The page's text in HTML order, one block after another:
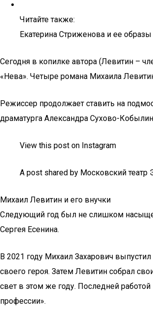
Читайте также:
Екатерина Стриженова и ее
Сегодня в копилке автора (Левитин –
«Нева». Четыре романа Михаила
Режиссер продолжает ставить на
драматурга Александра Сухово-
View this post on Instagram
A post shared by Московский
Михаил Левитин и его внучки
Следующий год был не слишком
Сергея Есенина.
В 2021 году Михаил Захарович
своего героя. Затем Левитин собрал
свет в этом же году. Последней
профессии».